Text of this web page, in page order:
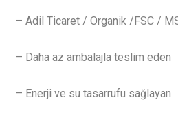
– Adil Ticaret / Organik /FSC /
– Daha az ambalajla teslim eden
– Enerji ve su tasarrufu sağlayan